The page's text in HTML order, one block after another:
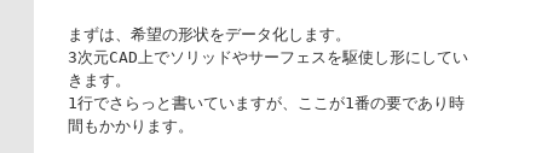
まずは、希望の形状をデータ化します。
3次元CAD上でソリッドやサーフェスを駆使し形にしてい
きます。
1行でさらっと書いていますが、ここが1番の要であり時
間もかかります。